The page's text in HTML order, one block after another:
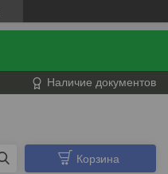
Наличие документов
Корзина